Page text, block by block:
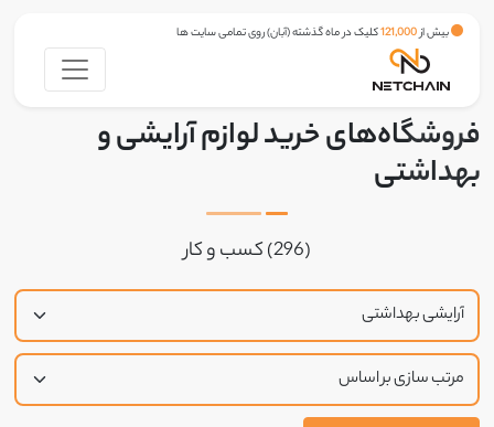
بیش از121,000کلیک در ماه گذشته (آبان) روی تمامی سایت ها
فروشگاه‌های خرید لوازم آرایشی و
بهداشتی
(296) کسب و کار